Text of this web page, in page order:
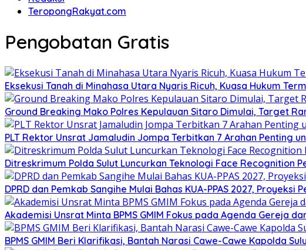
TeropongRakyat.com
Pengobatan Gratis
Eksekusi Tanah di Minahasa Utara Nyaris Ricuh, Kuasa Hukum
Ground Breaking Mako Polres Kepulauan Sitaro Dimulai, Target
​PLT Rektor Unsrat Jamaludin Jompa Terbitkan 7 Arahan Penting
Ditreskrimum Polda Sulut Luncurkan Teknologi Face Recognition
DPRD dan Pemkab Sangihe Mulai Bahas KUA-PPAS 2027, Proyeksi
Akademisi Unsrat Minta BPMS GMIM Fokus pada Agenda Gereja
BPMS GMIM Beri Klarifikasi, Bantah Narasi Cawe-Cawe Kapolda